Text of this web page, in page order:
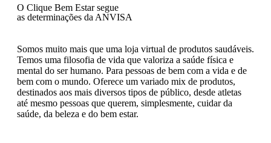
O Clique Bem Estar segue
as determinações da ANVISA
Somos muito mais que uma loja virtual de produtos saudáveis.
Temos uma filosofia de vida que valoriza a saúde física e
mental do ser humano. Para pessoas de bem com a vida e de
bem com o mundo. Oferece um variado mix de produtos,
destinados aos mais diversos tipos de público, desde atletas
até mesmo pessoas que querem, simplesmente, cuidar da
saúde, da beleza e do bem estar.